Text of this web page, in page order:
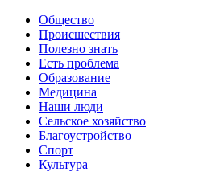
Общество
Происшествия
Полезно знать
Есть проблема
Образование
Медицина
Наши люди
Сельское хозяйство
Благоустройство
Спорт
Культура